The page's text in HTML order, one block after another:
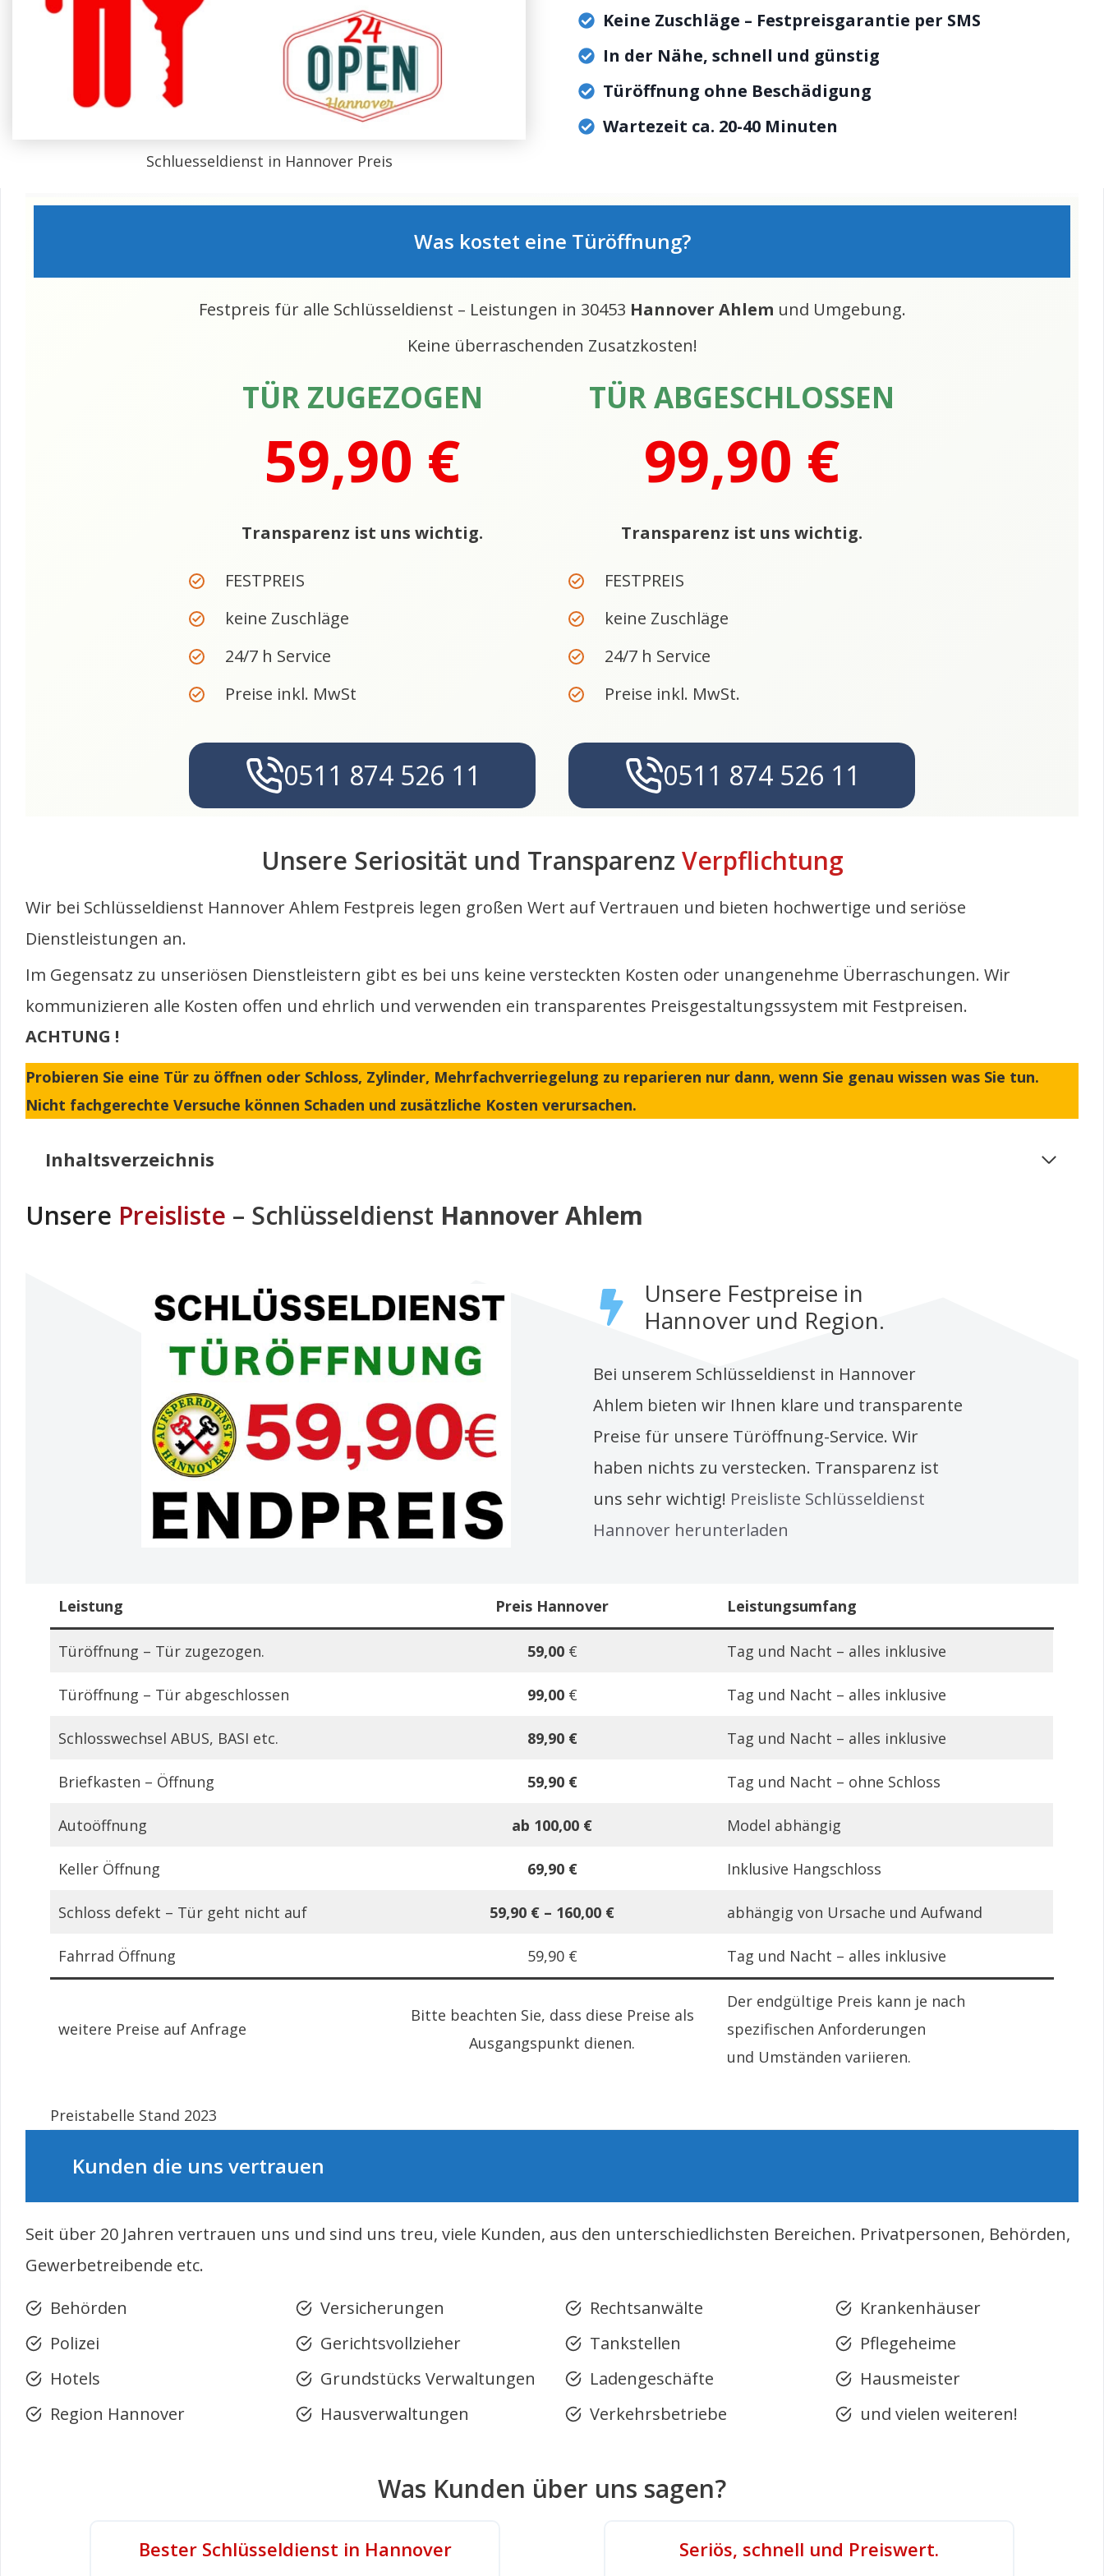
Schluesseldienst in Hannover Preis
Keine Zuschläge – Festpreisgarantie per SMS
In der Nähe, schnell und günstig
Türöffnung ohne Beschädigung
Wartezeit ca. 20-40 Minuten
Was kostet eine Türöffnung?
Festpreis für alle Schlüsseldienst – Leistungen in 30453 Hannover Ahlem und Umgebung.
Keine überraschenden Zusatzkosten!
TÜR ZUGEZOGEN
59,90 €
Transparenz ist uns wichtig.
FESTPREIS
keine Zuschläge
24/7 h Service
Preise inkl. MwSt
0511 874 526 11
TÜR ABGESCHLOSSEN
99,90 €
Transparenz ist uns wichtig.
FESTPREIS
keine Zuschläge
24/7 h Service
Preise inkl. MwSt.
0511 874 526 11
Unsere Seriosität und Transparenz Verpflichtung
Wir bei Schlüsseldienst Hannover Ahlem Festpreis legen großen Wert auf Vertrauen und bieten hochwertige und seriöse
Dienstleistungen an.
Im Gegensatz zu unseriösen Dienstleistern gibt es bei uns keine versteckten Kosten oder unangenehme Überraschungen. Wir
kommunizieren alle Kosten offen und ehrlich und verwenden ein transparentes Preisgestaltungssystem mit Festpreisen.
ACHTUNG !
Probieren Sie eine Tür zu öffnen oder Schloss, Zylinder, Mehrfachverriegelung zu reparieren nur dann, wenn Sie genau wissen was Sie tun.
Nicht fachgerechte Versuche können Schaden und zusätzliche Kosten verursachen.
Inhaltsverzeichnis
Unsere Preisliste – Schlüsseldienst Hannover Ahlem
Unsere Festpreise in
Hannover und Region.
Bei unserem Schlüsseldienst in Hannover
Ahlem bieten wir Ihnen klare und transparente
Preise für unsere Türöffnung-Service. Wir
haben nichts zu verstecken. Transparenz ist
uns sehr wichtig! Preisliste Schlüsseldienst
Hannover herunterladen
Leistung Preis Hannover Leistungsumfang
Türöffnung – Tür zugezogen. 59,00€ Tag und Nacht – alles inklusive
Türöffnung – Tür abgeschlossen 99,00€ Tag und Nacht – alles inklusive
Schlosswechsel ABUS, BASI etc. 89,90 € Tag und Nacht – alles inklusive
Briefkasten – Öffnung 59,90 € Tag und Nacht – ohne Schloss
Autoöffnung ab 100,00 € Model abhängig
Keller Öffnung 69,90 € Inklusive Hangschloss
Schloss defekt – Tür geht nicht auf 59,90 € – 160,00 € abhängig von Ursache und Aufwand
Fahrrad Öffnung 59,90 € Tag und Nacht – alles inklusive
weitere Preise auf Anfrage
Bitte beachten Sie, dass diese Preise als
Ausgangspunkt dienen.
Der endgültige Preis kann je nach
spezifischen Anforderungen
und Umständen variieren.
Preistabelle Stand 2023
Kunden die uns vertrauen
Seit über 20 Jahren vertrauen uns und sind uns treu, viele Kunden, aus den unterschiedlichsten Bereichen. Privatpersonen, Behörden,
Gewerbetreibende etc.
Behörden
Polizei
Hotels
Region Hannover
Versicherungen
Gerichtsvollzieher
Grundstücks Verwaltungen
Hausverwaltungen
Rechtsanwälte
Tankstellen
Ladengeschäfte
Verkehrsbetriebe
Krankenhäuser
Pflegeheime
Hausmeister
und vielen weiteren!
Was Kunden über uns sagen?
Bester Schlüsseldienst in Hannover Seriös, schnell und Preiswert.